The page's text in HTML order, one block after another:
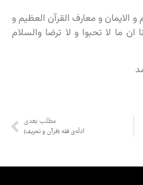
و الایمان و معارف القرآن العظیم و
ان ما لا تحبوا و لا ترضا والسلام
مطلب بعدی
ادلّه‌ی فقه (قرآن و تحریف)